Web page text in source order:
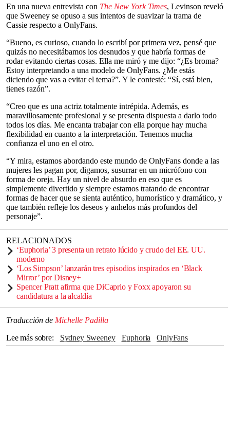
En una nueva entrevista con The New York Times, Levinson reveló
que Sweeney se opuso a sus intentos de suavizar la trama de
Cassie respecto a OnlyFans.
“Bueno, es curioso, cuando lo escribí por primera vez, pensé que
quizás no necesitábamos los desnudos y que habría formas de
rodar evitando ciertas cosas. Ella me miró y me dijo: “¿Es broma?
Estoy interpretando a una modelo de OnlyFans. ¿Me estás
diciendo que vas a evitar el tema?”. Y le contesté: “Sí, está bien,
tienes razón”.
“Creo que es una actriz totalmente intrépida. Además, es
maravillosamente profesional y se presenta dispuesta a darlo todo
todos los días. Me encanta trabajar con ella porque hay mucha
flexibilidad en cuanto a la interpretación. Tenemos mucha
confianza el uno en el otro.
“Y mira, estamos abordando este mundo de OnlyFans donde a las
mujeres les pagan por, digamos, susurrar en un micrófono con
forma de oreja. Hay un nivel de absurdo en eso que es
simplemente divertido y siempre estamos tratando de encontrar
formas de hacer que se sienta auténtico, humorístico y dramático, y
que también refleje los deseos y anhelos más profundos del
personaje”.
RELACIONADOS
‘Euphoria’ 3 presenta un retrato lúcido y crudo del EE. UU.
moderno
‘Los Simpson’ lanzarán tres episodios inspirados en ‘Black
Mirror’ por Disney+
Spencer Pratt afirma que DiCaprio y Foxx apoyaron su
candidatura a la alcaldía
Traducción de Michelle Padilla
Lee más sobre
Sydney Sweeney Euphoria
OnlyFans